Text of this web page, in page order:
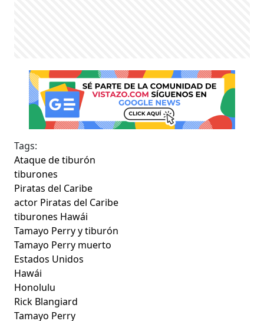
Tags:
Ataque de tiburón
tiburones
Piratas del Caribe
actor Piratas del Caribe
tiburones Hawái
Tamayo Perry y tiburón
Tamayo Perry muerto
Estados Unidos
Hawái
Honolulu
Rick Blangiard
Tamayo Perry